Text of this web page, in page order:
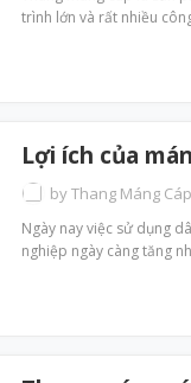
trình lớn và rất nhiều
Lợi ích của
byThang Máng Cáp
Ngày nay việc sử dụng
nghiệp ngày càng tăng